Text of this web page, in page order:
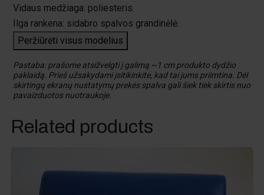
Vidaus medžiaga: poliesteris.
Ilga rankena: sidabro spalvos grandinėlė.
Peržiūrėti visus modelius
Pastaba: prašome atsižvelgti į galimą ~1 cm produkto dydžio
paklaidą. Prieš užsakydami įsitikinkite, kad tai jums priimtina. Dėl
skirtingų ekranų nustatymų prekės spalva gali šiek tiek skirtis nuo
pavaizduotos nuotraukoje.
Related products